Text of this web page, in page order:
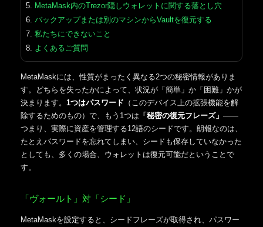
MetaMask内のTrezor隠しウォレットに関する落とし穴
バックアップまたは別のマシンからVaultを復元する
私たちにできないこと
よくあるご質問
MetaMaskには、性質がまったく異なる2つの秘密情報がありま
す。どちらを失ったかによって、状況が「簡単」か「困難」かが
決まります。 1つはパスワード （このデバイス上の拡張機能を解
除するためのもの）で、もう1つは 「秘密の復元フレーズ」 ――
つまり、実際に資産を管理する12語のシードです。朗報なのは、
たとえパスワードを忘れてしまい、シードも保存していなかった
としても、多くの場合、ウォレットは復元可能だということで
す。
「ヴォールト」対「シード」
MetaMaskを設定すると、シードフレーズが取得され、パスワー